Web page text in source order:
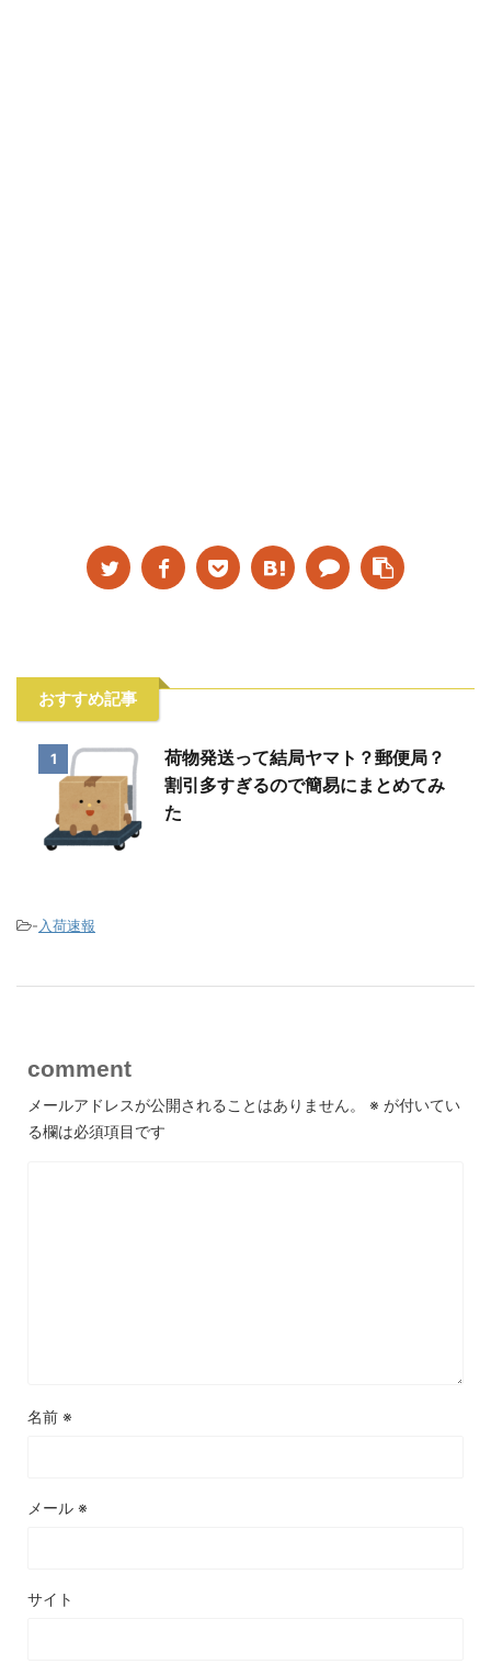
おすすめ記事
1
荷物発送って結局ヤマト？郵便局？
割引多すぎるので簡易にまとめてみ
た
- 入荷速報
comment
メールアドレスが公開されることはありません。 ※ が付いてい
る欄は必須項目です
名前 ※
メール ※
サイト